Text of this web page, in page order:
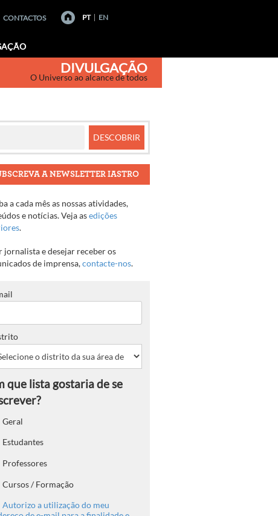
CONTACTOS PT EN
DIVULGAÇÃO
O Universo ao alcance de todos
A NEWSLETTER IASTRO
a cada mês as nossas atividades,
e notícias. Veja asedições
.
jornalista e desejar receber os
de imprensa,contacte-nos.
Geral
Estudantes
Professores
Cursos / Formação
Autorizo a utilização do meu